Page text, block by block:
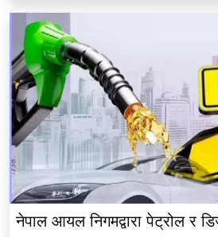
नेपाल आयल निगमद्वारा पेट्रोल र